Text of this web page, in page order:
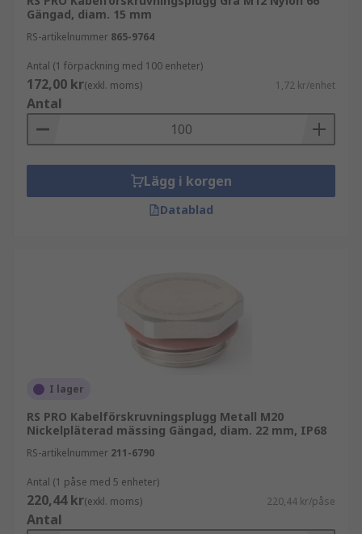
Gängad, diam. 15 mm
RS-artikelnummer 865-9764
Antal (1 förpackning med 100 enheter)
172,00 kr(exkl. moms) 1,72 kr/enhet
Antal
Lägg i korgen
Datablad
I lager
RS PRO Kabelförskruvningsplugg Metall M20
Nickelpläterad mässing Gängad, diam. 22 mm, IP68
RS-artikelnummer 211-6790
Antal (1 påse med 5 enheter)
220,44 kr(exkl. moms) 220,44 kr/påse
Antal